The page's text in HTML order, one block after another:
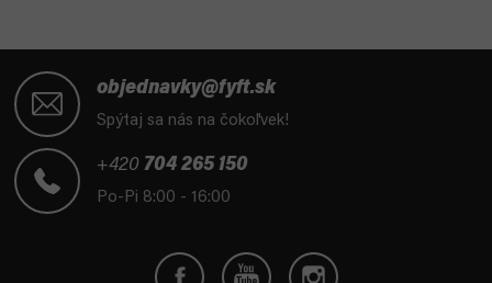
objednavky@fyft.sk
Spýtaj sa nás na čokoľvek!
+420 704 265 150
Po-Pi 8:00 - 16:00